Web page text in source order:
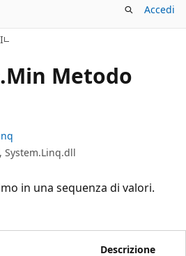
Accedi
Min Metodo
in una sequenza di valori.
Descrizione